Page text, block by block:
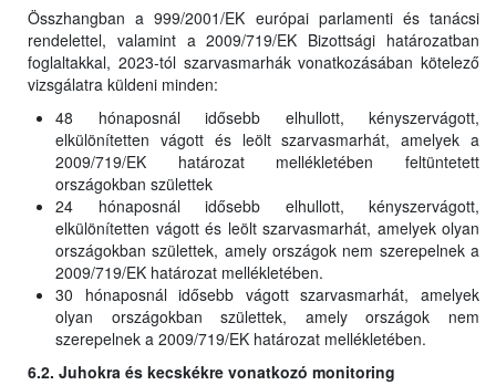
Összhangban a 999/2001/EK európai parlamenti és tanácsi
rendelettel, valamint a 2009/719/EK Bizottsági határozatban
foglaltakkal, 2023-tól szarvasmarhák vonatkozásában kötelező
vizsgálatra küldeni minden:
48 hónaposnál idősebb elhullott, kényszervágott,
elkülönítetten vágott és leölt szarvasmarhát, amelyek a
2009/719/EK határozat mellékletében feltüntetett
országokban születtek
24 hónaposnál idősebb elhullott, kényszervágott,
elkülönítetten vágott és leölt szarvasmarhát, amelyek olyan
országokban születtek, amely országok nem szerepelnek a
2009/719/EK határozat mellékletében.
30 hónaposnál idősebb vágott szarvasmarhát, amelyek
olyan országokban születtek, amely országok nem
szerepelnek a 2009/719/EK határozat mellékletében.
6.2. Juhokra és kecskékre vonatkozó monitoring